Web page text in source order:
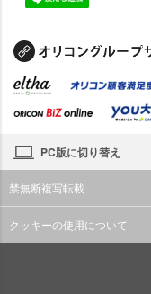
PC版に切り替え
禁無断複写転載
クッキーの使用について